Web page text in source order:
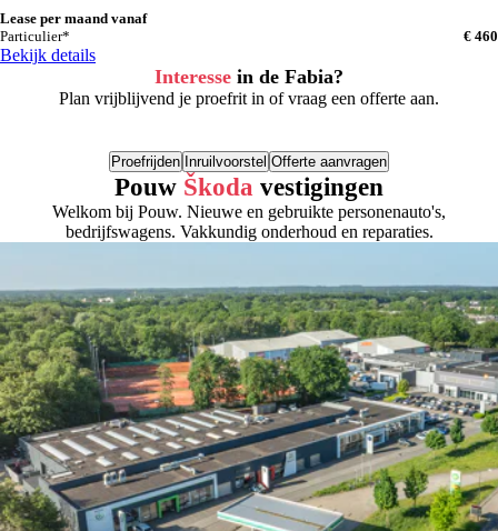
Lease per maand vanaf
Particulier*
€ 460
Bekijk details
Interesse in de Fabia?
Plan vrijblijvend je proefrit in of vraag een offerte aan.
Proefrijden Inruilvoorstel Offerte aanvragen
Pouw Škoda vestigingen
Welkom bij Pouw. Nieuwe en gebruikte personenauto's,
bedrijfswagens. Vakkundig onderhoud en reparaties.